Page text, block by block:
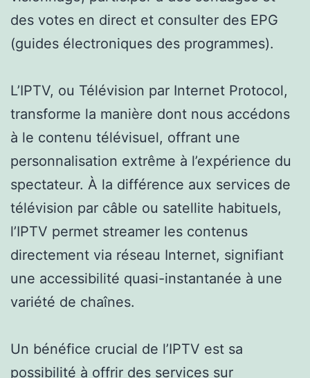
des votes en direct et consulter des EPG
(guides électroniques des programmes).
L’IPTV, ou Télévision par Internet Protocol,
transforme la manière dont nous accédons
à le contenu télévisuel, offrant une
personnalisation extrême à l’expérience du
spectateur. À la différence aux services de
télévision par câble ou satellite habituels,
l’IPTV permet streamer les contenus
directement via réseau Internet, signifiant
une accessibilité quasi-instantanée à une
variété de chaînes.
Un bénéfice crucial de l’IPTV est sa
possibilité à offrir des services sur